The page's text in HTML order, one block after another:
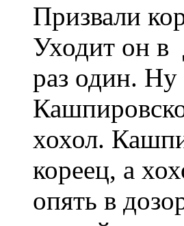
Призвали
Уходит он в
раз один. Ну
хохол.
кореец, а
опять в